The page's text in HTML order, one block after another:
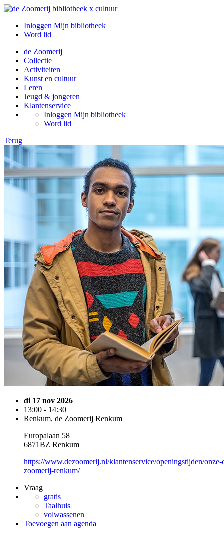
Inloggen Mijn bibliotheek
Word lid
de Zoomerij
Collectie
Activiteiten
Kunst en cultuur
Leren
Jeugd & jongeren
Klantenservice
Inloggen Mijn bibliotheek
Word lid
Terug
di 17 nov 2026
13:00 - 14:30
Renkum, de Zoomerij Renkum
Europalaan 58
6871BZ Renkum
https://www.dezoomerij.nl/klantenservice/openingstijden/
zoomerij-renkum/
Vraag
gratis
Taalhuis
volwassenen
Toevoegen aan agenda